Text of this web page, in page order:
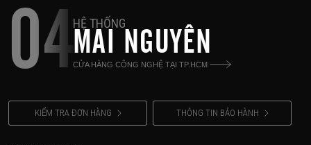
04HỆ THỐNG
MAI NGUYÊN
CỬA HÀNG CÔNG NGHỆ TẠI TP.HCM
KIỂM TRA ĐƠN HÀNG THÔNG TIN BẢO HÀNH